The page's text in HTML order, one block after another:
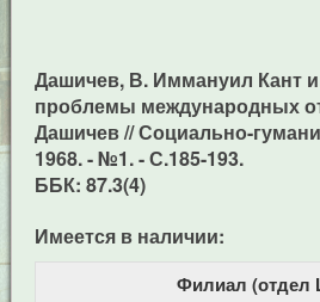
Дашичев, В. Иммануил Кант
проблемы международных
Дашичев // Социально-
1968. - №1. - С.185-193.
ББК: 87.3(4)
Имеется в наличии:
Филиал (отдел